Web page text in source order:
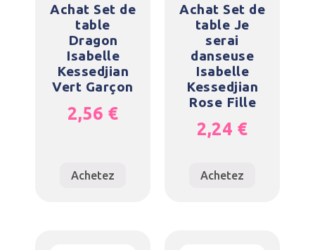
Achat Set de
table
Dragon
Isabelle
Kessedjian
Vert Garçon
2,56 €
Achetez
Achat Set de
table Je
serai
danseuse
Isabelle
Kessedjian
Rose Fille
2,24 €
Achetez